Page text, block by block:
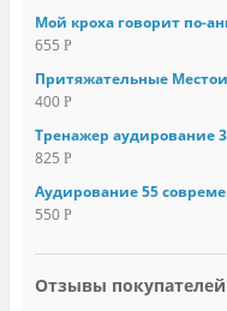
Мой кроха говорит по-
655 Р
Притяжательные
400 Р
Тренажер аудирование
825 Р
Аудирование 55
550 Р
Отзывы покупателей